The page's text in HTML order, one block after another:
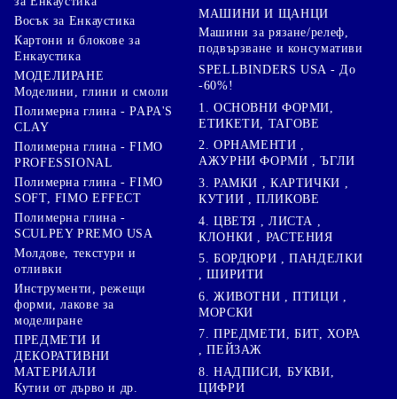
Восък за Енкаустика
Картони и блокове за
Енкаустика
МОДЕЛИРАНЕ
Моделини, глини и смоли
Полимерна глина - PAPA'S
CLAY
Полимерна глина - FIMO
PROFESSIONAL
Полимерна глина - FIMO
SOFT, FIMO EFFECT
Полимерна глина -
SCULPEY PREMO USA
Молдове, текстури и
отливки
Инструменти, режещи
форми, лакове за
моделиране
ПРЕДМЕТИ И
ДЕКОРАТИВНИ
МАТЕРИАЛИ
Кутии от дърво и др.
МАШИНИ И ЩАНЦИ
Машини за рязане/релеф,
подвързване и консумативи
SPELLBINDERS USA - До
-60%!
1. ОСНОВНИ ФОРМИ,
ЕТИКЕТИ, ТАГОВЕ
2. ОРНАМЕНТИ ,
АЖУРНИ ФОРМИ , ЪГЛИ
3. РАМКИ , КАРТИЧКИ ,
КУТИИ , ПЛИКОВЕ
4. ЦВЕТЯ , ЛИСТА ,
КЛОНКИ , РАСТЕНИЯ
5. БОРДЮРИ , ПАНДЕЛКИ
, ШИРИТИ
6. ЖИВОТНИ , ПТИЦИ ,
МОРСКИ
7. ПРЕДМЕТИ, БИТ, ХОРА
, ПЕЙЗАЖ
8. НАДПИСИ, БУКВИ,
ЦИФРИ